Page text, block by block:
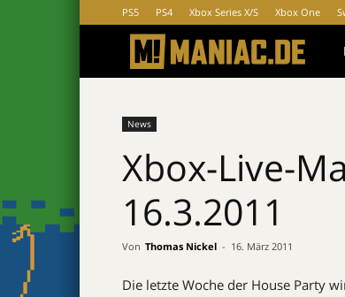
PS5 PS4 Xbox Series X/S Xbox One
News
Xbox-Live-
16.3.2011
Von Thomas Nickel - 16. März 2011
Die letzte Woche der House Party